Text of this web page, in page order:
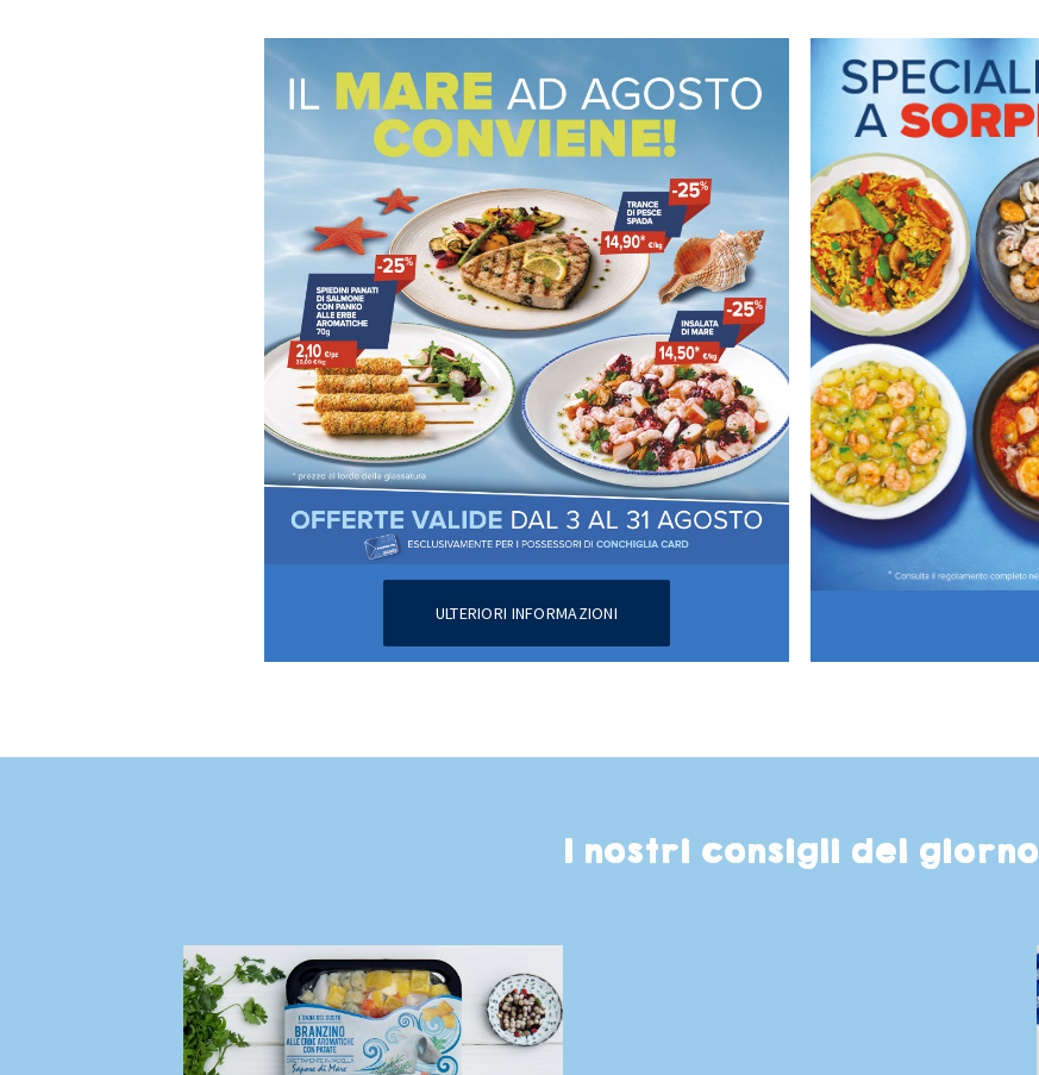
ULTERIORI INFORMAZIONI
I nostri consigli del giorno